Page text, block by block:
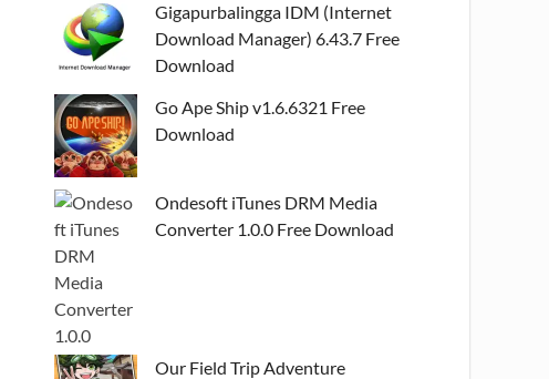
Gigapurbalingga IDM (Internet
Download Manager) 6.43.7 Free
Download
Go Ape Ship v1.6.6321 Free
Download
Ondesoft iTunes DRM Media
Converter 1.0.0 Free Download
Our Field Trip Adventure